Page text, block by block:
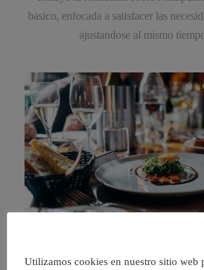
basico, enfocada a satisfacer las
ajustandose al mismo
Utilizamos cookies en nuestro sitio web